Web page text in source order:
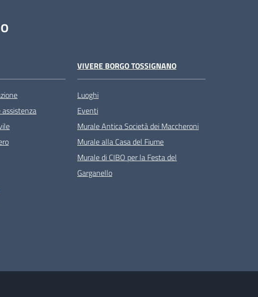
assistenza
VIVERE BORGO TOSSIGNANO
Luoghi
Eventi
Murale Antica Società dei Maccheroni
Murale alla Casa del Fiume
Murale di CIBO per la Festa del
Garganello